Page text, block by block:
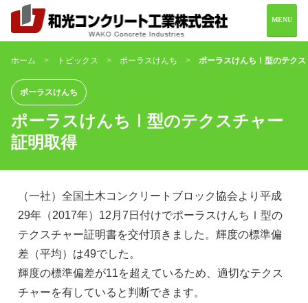
MENU
製品情報 施工実績
お問い合わせ
0982-69-2216
ホーム トピックス ポーラスけんち ポーラスけんちⅠ型のテクス
ポーラスけんち
ポーラスけんちⅠ型のテクスチャー
証明取得
（一社）全国土木コンクリートブロック協会より平成
29年（2017年）12月7日付けでポーラスけんちⅠ型の
テクスチャー証明書を交付頂きました。輝度の標準偏
差（平均）は49でした。
輝度の標準偏差が11を超えているため、適切なテクス
チャーを有していると判断できます。